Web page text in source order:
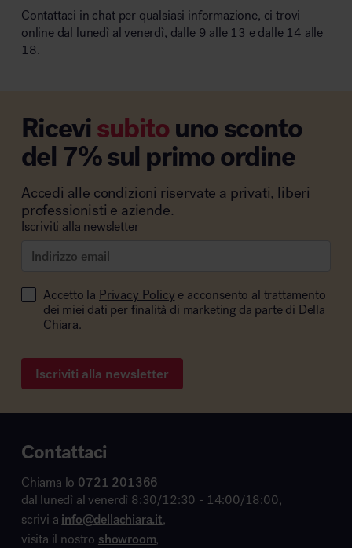
Contattaci in chat per qualsiasi informazione, ci trovi
online dal lunedì al venerdì, dalle 9 alle 13 e dalle 14 alle
18.
Ricevisubitouno sconto
del 7% sul primo ordine
Accedi alle condizioni riservate a privati, liberi
professionisti e aziende.
Iscriviti alla newsletter
Accetto la Privacy Policy e acconsento al trattamento
dei miei dati per finalità di marketing da parte di Della
Chiara.
Iscriviti alla newsletter
Contattaci
Chiama lo 0721 201366
dal lunedì al venerdì 8:30/12:30 - 14:00/18:00,
scrivi a info@dellachiara.it,
visita il nostro showroom,